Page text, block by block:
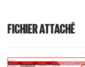
FICHIER ATTACHÉ